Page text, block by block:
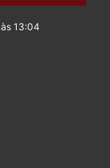
13:04